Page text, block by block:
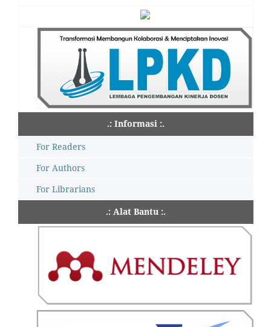
.: Informasi :.
For Readers
For Authors
For Librarians
.: Alat Bantu :.